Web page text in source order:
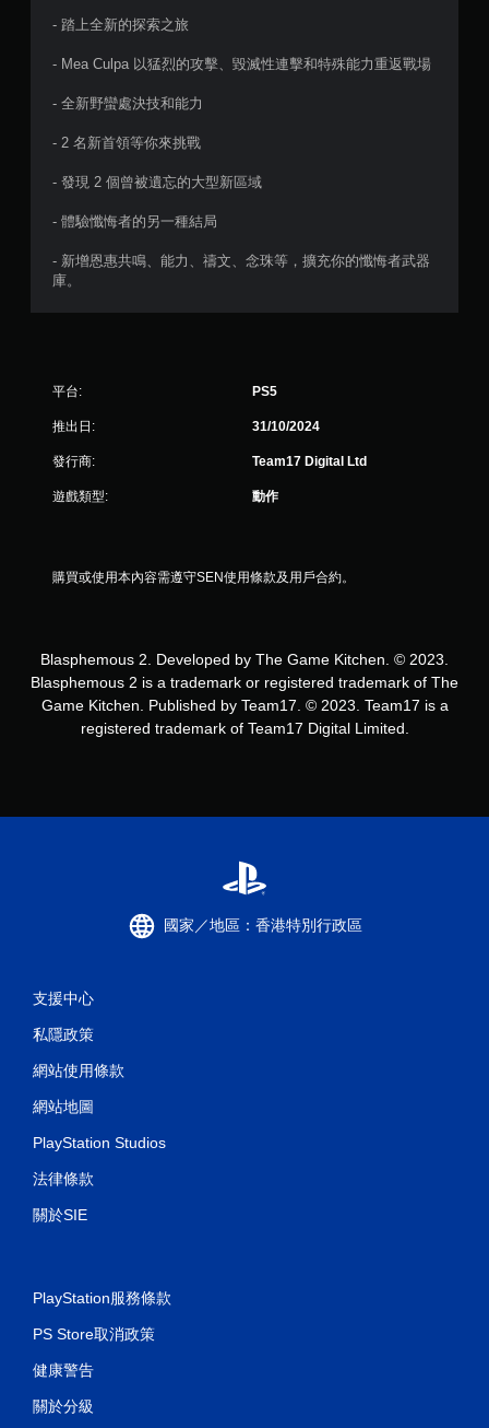
）
則
評
- 踏上全新的探索之旅
- Mea Culpa 以猛烈的攻擊、毀滅性連擊和特殊能力重返戰場
- 全新野蠻處決技和能力
- 2 名新首領等你來挑戰
- 發現 2 個曾被遺忘的大型新區域
- 體驗懺悔者的另一種結局
- 新增恩惠共鳴、能力、禱文、念珠等，擴充你的懺悔者武器
庫。
平台: PS5
推出日: 31/10/2024
發行商: Team17 Digital Ltd
遊戲類型: 動作
購買或使用本內容需遵守SEN使用條款及用戶合約。
Blasphemous 2. Developed by The Game Kitchen. © 2023.
Blasphemous 2 is a trademark or registered trademark of The
Game Kitchen. Published by Team17. © 2023. Team17 is a
registered trademark of Team17 Digital Limited.
國家／地區：香港特別行政區
支援中心
私隱政策
網站使用條款
網站地圖
PlayStation Studios
法律條款
關於SIE
PlayStation服務條款
PS Store取消政策
健康警告
關於分級